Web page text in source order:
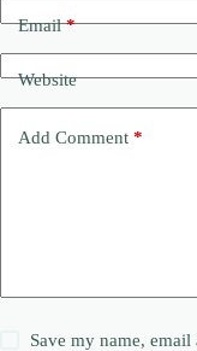
Email*
Website
Add Comment *
Save my name,